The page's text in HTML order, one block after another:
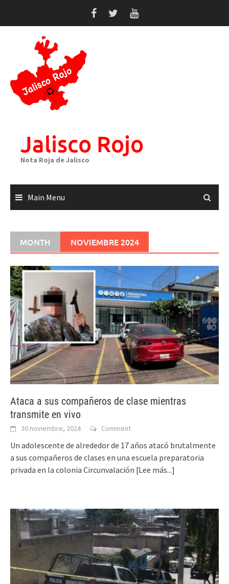
Jalisco Rojo
Nota Roja de Jalisco
Main Menu
MONTH NOVIEMBRE 2024
Ataca a sus compañeros de clase mientras
transmite en vivo
30 noviembre, 2024 Comment
Un adolescente de alrededor de 17 años atacó brutalmente
a sus compañeros de clases en una escuela preparatoria
privada en la colonia Circunvalación [Lee más...]